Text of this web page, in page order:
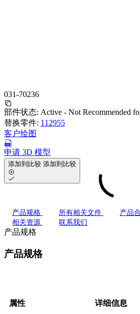
031-70236
部件状态: Active - Not Recommended
替换零件: 112955
客户绘图
申请 3D 模型
添加到比较 添加到比较
产品规格 所有相关文件 产品
相关资源
联系我们
产品规格
产品规格
属性 详细信息